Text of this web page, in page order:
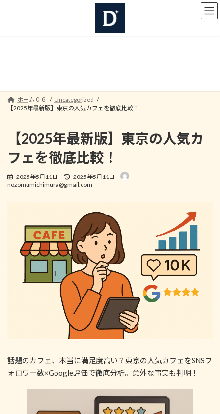
プ
動
ホーム０６
Uncategorized
【2025年最新版】東京の人気カフェを徹底比較！
【2025年最新版】東京の人気カ
フェを徹底比較！
2025年5月11日
最
終
2025年5月11日
nozomumichimura@gmail.com
話題のカフェ、本当に満足度高い？東京の人気カフェをSNSフ
ォロワー数×Google評価で徹底分析。意外な事実も判明！